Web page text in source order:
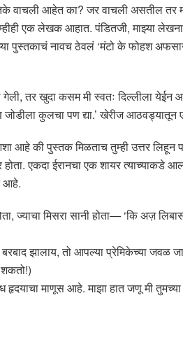
वाचली आहेत का? जर वाचली असतील तर
एक लेखक आहात. पंडितजी, माझ्या
पुस्तकाचं नावच ठेवलं ‘मंटो के फोहश
तर खुदा कसम मी स्वतः दिल्लीला येईन
कुलचा पण द्या.’ खेरीज आठवड्यातून
आहे की पुस्तक मिळताच तुम्ही उत्तर
होता. एकदा ईरानचा एक शायर
आहे.
ज्याचा मिसरा सानी होता— ‘कि अज़
झालाय, तो आपल्या प्रेमिकेच्या जवळ
हृदयाचा माणूस आहे. माझा हात जणू मी